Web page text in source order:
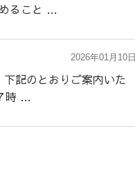
ること …
2026年01月10日
記のとおりご案内いた
時 …